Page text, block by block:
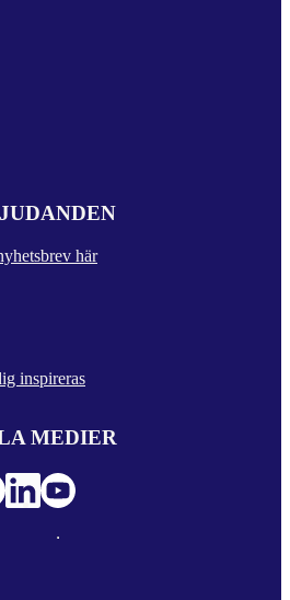
här
inspireras
MEDIER